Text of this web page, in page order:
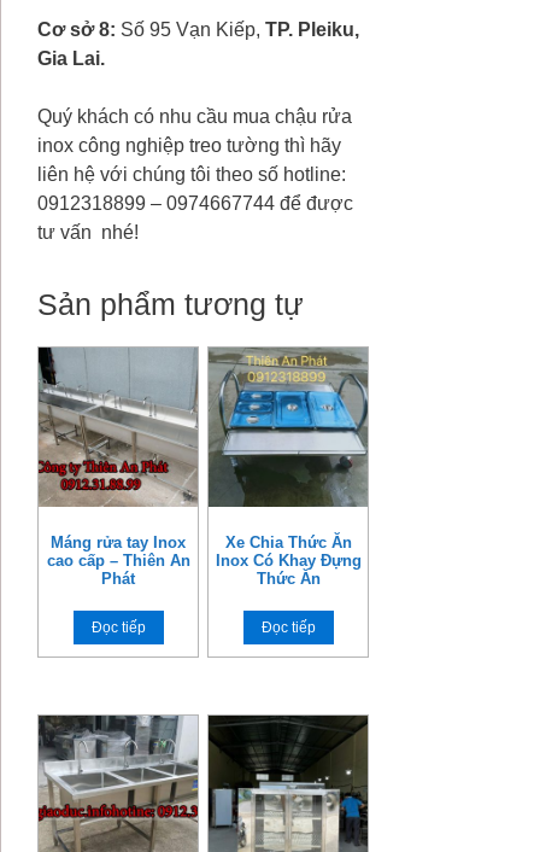
Cơ sở 8: Số 95 Vạn Kiếp, TP. Pleiku,
Gia Lai.
Quý khách có nhu cầu mua chậu rửa
inox công nghiệp treo tường thì hãy
liên hệ với chúng tôi theo số hotline:
0912318899 – 0974667744 để được
tư vấn nhé!
Sản phẩm tương tự
Máng rửa tay Inox
cao cấp – Thiên An
Phát
Đọc tiếp
Xe Chia Thức Ăn
Inox Có Khay Đựng
Thức Ăn
Đọc tiếp